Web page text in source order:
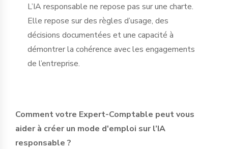
L’IA responsable ne repose pas sur une charte.
Elle repose sur des règles d’usage, des
décisions documentées et une capacité à
démontrer la cohérence avec les engagements
de l’entreprise.
Comment votre Expert-Comptable peut vous
aider à créer un mode d'emploi sur l’IA
responsable ?